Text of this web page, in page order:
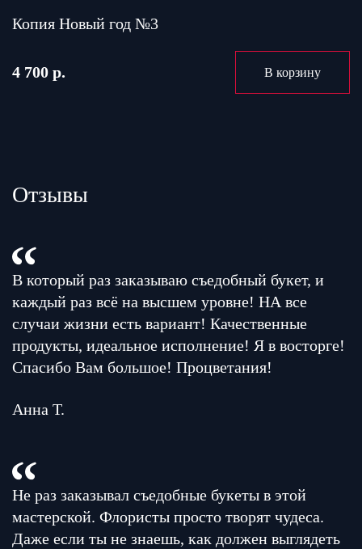
Копия Новый год №3
4 700 р. В корзину
Отзывы
В который раз заказываю съедобный букет, и
каждый раз всё на высшем уровне! НА все
случаи жизни есть вариант! Качественные
продукты, идеальное исполнение! Я в восторге!
Спасибо Вам большое! Процветания!
Анна Т.
Не раз заказывал съедобные букеты в этой
мастерской. Флористы просто творят чудеса.
Даже если ты не знаешь, как должен выглядеть